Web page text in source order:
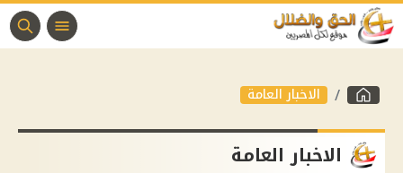
الاخبار العامة
الاخبار العامة